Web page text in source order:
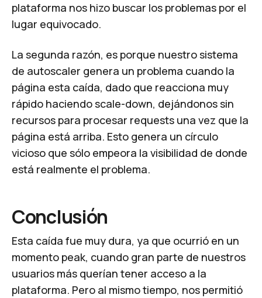
plataforma nos hizo buscar los problemas por el
lugar equivocado.
La segunda razón, es porque nuestro sistema
de autoscaler genera un problema cuando la
página esta caída, dado que reacciona muy
rápido haciendo scale-down, dejándonos sin
recursos para procesar requests una vez que la
página está arriba. Esto genera un círculo
vicioso que sólo empeora la visibilidad de donde
está realmente el problema.
Conclusión
Esta caída fue muy dura, ya que ocurrió en un
momento peak, cuando gran parte de nuestros
usuarios más querían tener acceso a la
plataforma. Pero al mismo tiempo, nos permitió